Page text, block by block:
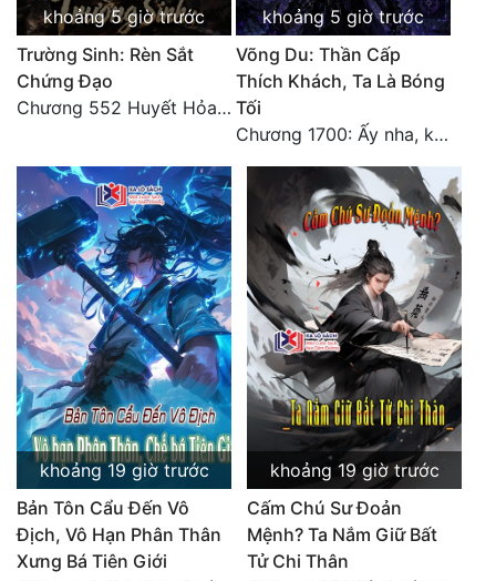
khoảng 5 giờ trước
Trường Sinh: Rèn Sắt
Chứng Đạo
Chương 552 Huyết Hỏa Độn Hư, nhân quả chưa dứt
khoảng 5 giờ trước
Võng Du: Thần Cấp
Thích Khách, Ta Là Bóng
Tối
Chương 1700: Ấy nha, không có chuyện gì!
khoảng 19 giờ trước
Bản Tôn Cẩu Đến Vô
Địch, Vô Hạn Phân Thân
Xưng Bá Tiên Giới
khoảng 19 giờ trước
Cấm Chú Sư Đoản
Mệnh? Ta Nắm Giữ Bất
Tử Chi Thân